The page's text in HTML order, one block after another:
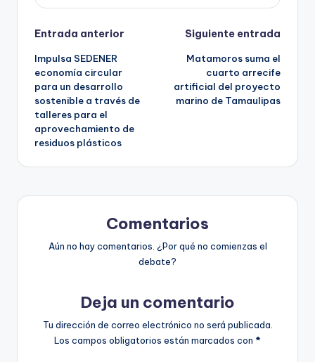
Navegación
de
entradas
Entrada anterior
Impulsa SEDENER
economía circular
para un desarrollo
sostenible a través de
talleres para el
aprovechamiento de
residuos plásticos
Siguiente entrada
Matamoros suma el
cuarto arrecife
artificial del proyecto
marino de Tamaulipas
Comentarios
Aún no hay comentarios. ¿Por qué no comienzas el
debate?
Deja un comentario
Tu dirección de correo electrónico no será publicada.
Los campos obligatorios están marcados con *